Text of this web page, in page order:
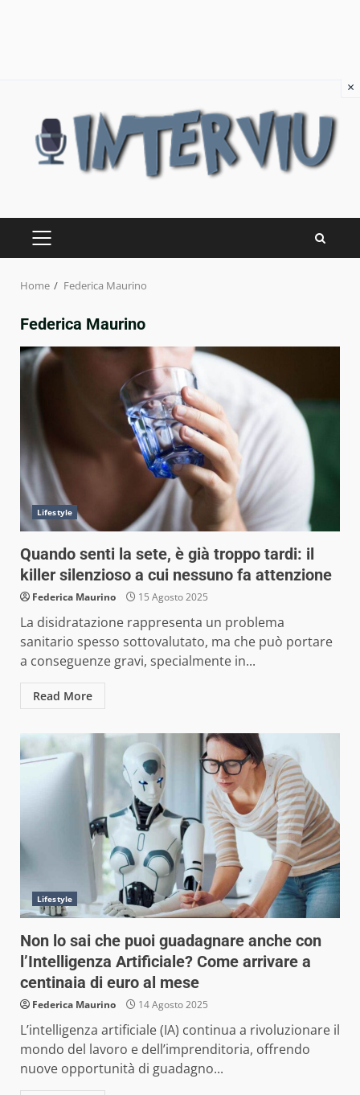
content
PRIMARY
Home Federica Maurino
Federica Maurino
Lifestyle
Quando senti la sete, è già troppo tardi: il
killer silenzioso a cui nessuno fa attenzione
Federica Maurino 15 Agosto 2025
La disidratazione rappresenta un problema
sanitario spesso sottovalutato, ma che può portare
a conseguenze gravi, specialmente in...
Read More
Lifestyle
Non lo sai che puoi guadagnare anche con
l’Intelligenza Artificiale? Come arrivare a
centinaia di euro al mese
Federica Maurino 14 Agosto 2025
L’intelligenza artificiale (IA) continua a rivoluzionare il
mondo del lavoro e dell’imprenditoria, offrendo
nuove opportunità di guadagno...
×